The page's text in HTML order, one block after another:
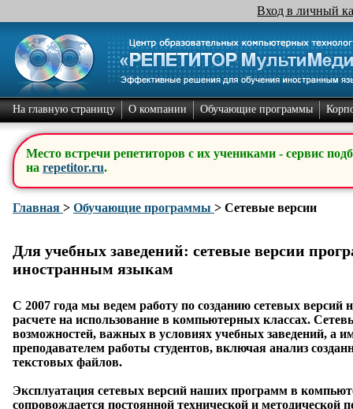
Вход в личный
На главную страницу О компании Обучающие программы
Место встречи репетиторов с их учениками - сервис
на repetitor.ru.
Главная > Обучающие программы > Cетевые версии
Для учебных заведений: сетевые версии
иностранным языкам
С 2007 года мы ведем работу по созданию сетевых
расчете на использование в компьютерных классах.
возможностей, важных в условиях учебных заведений, а
преподавателем работы студентов, включая анализ
текстовых файлов.
Эксплуатация сетевых версий наших программ в
сопровождается постоянной технической и